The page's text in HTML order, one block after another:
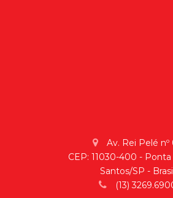
Av. Rei Pelé nº
CEP: 11030-400 - Ponta
Santos/SP -
(13)